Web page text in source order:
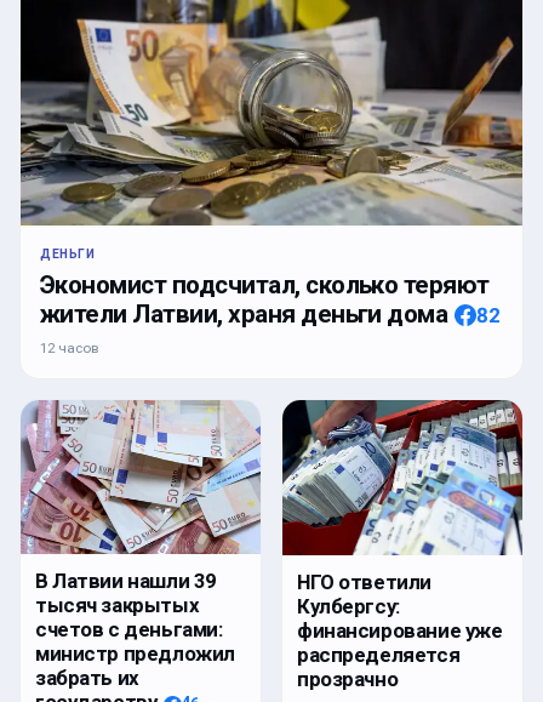
ДЕНЬГИ
Экономист подсчитал, сколько теряют
жители Латвии, храня деньги дома
82
12 часов
В Латвии нашли 39
тысяч закрытых
счетов с деньгами:
министр предложил
забрать их
НГО ответили
Кулбергсу:
финансирование уже
распределяется
прозрачно